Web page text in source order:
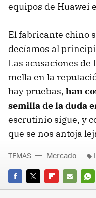
equipos de Huawei
El fabricante chino
decíamos al
Las acusaciones de
mella en la
hay pruebas, han
semilla de la duda
escrutinio sigue, y
que se nos antoja
FACEBOOK
TWITTERFLIPBOARD
E-
TEMAS Mercado